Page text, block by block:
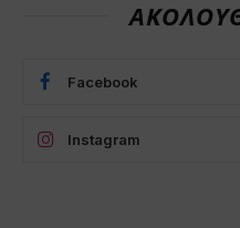
Facebook
Instagram